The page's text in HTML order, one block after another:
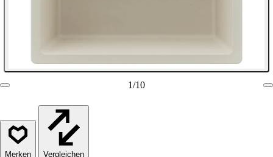
1/10
Vergleichen